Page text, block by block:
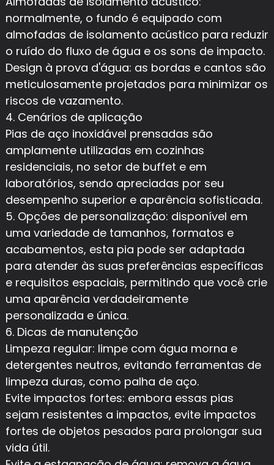
normalmente, o fundo é equipado com
almofadas de isolamento acústico para reduzir
o ruído do fluxo de água e os sons de impacto.
Design à prova d'água: as bordas e cantos são
meticulosamente projetados para minimizar os
riscos de vazamento.
4. Cenários de aplicação
Pias de aço inoxidável prensadas são
amplamente utilizadas em cozinhas
residenciais, no setor de buffet e em
laboratórios, sendo apreciadas por seu
desempenho superior e aparência sofisticada.
5. Opções de personalização: disponível em
uma variedade de tamanhos, formatos e
acabamentos, esta pia pode ser adaptada
para atender às suas preferências específicas
e requisitos espaciais, permitindo que você crie
uma aparência verdadeiramente
personalizada e única.
6. Dicas de manutenção
Limpeza regular: limpe com água morna e
detergentes neutros, evitando ferramentas de
limpeza duras, como palha de aço.
Evite impactos fortes: embora essas pias
sejam resistentes a impactos, evite impactos
fortes de objetos pesados ​​para prolongar sua
vida útil.